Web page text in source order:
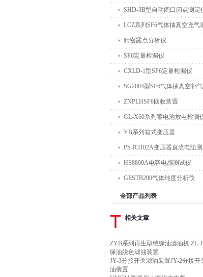
SHD-3B型自动闭口闪点测定
LCZ系列SF6气体抽真空充气
精密露点分析仪
SF6定量检漏仪
CXLD-1型SF6定量检漏仪
SG2004型SF6气体抽真空补
ZNPLHSF6回收装置
GL-X60系列蓄电池放电检测
YB系列箱式变压器
PS-R3102A变压器直流电阻
HS8800A电容电感测试仪
GESTB200气体纯度分析仪
全部产品列表
T 相关文章
ZYB系列再生型绝缘油滤油机 ZL-
缘油脱色滤油装置
JY-3分接开关滤油装置JY-2分接开
油装置